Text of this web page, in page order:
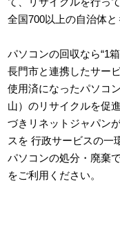
全国700以上の自治体と
パソコンの回収なら“1箱
長門市と連携したサー
使用済になったパソコ
山）のリサイクルを促
づきリネットジャパン
スを 行政サービスの一
パソコンの処分・廃棄
をご利用ください。